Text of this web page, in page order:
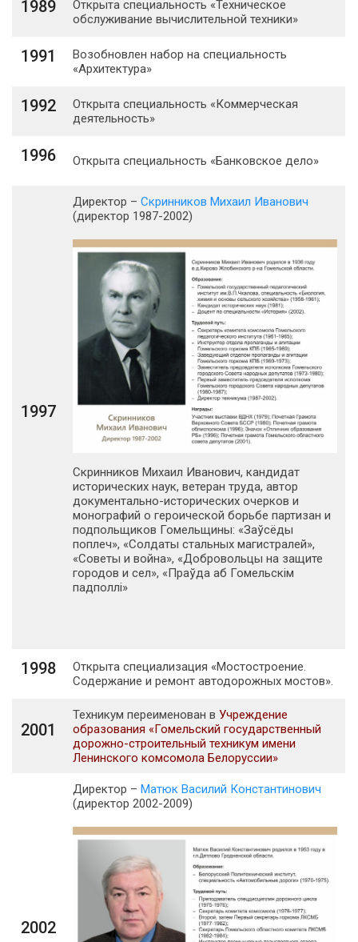
1989
Открыта специальность «Техническое
обслуживание вычислительной техники»
1991
Возобновлен набор на специальность
«Архитектура»
1992
Открыта специальность «Коммерческая
деятельность»
1996 Открыта специальность «Банковское дело»
1997
Директор – Скринников Михаил Иванович
(директор 1987-2002)
Скринников Михаил Иванович, кандидат
исторических наук, ветеран труда, автор
документально-исторических очерков и
монографий о героической борьбе партизан и
подпольщиков Гомельщины: «Заўсёды
поплеч», «Солдаты стальных магистралей»,
«Советы и война», «Добровольцы на защите
городов и сел», «Праўда аб Гомельскiм
падполлi»
1998
Открыта специализация «Мостостроение.
Содержание и ремонт автодорожных мостов».
2001
Техникум переименован в Учреждение
образования «Гомельский государственный
дорожно-строительный техникум имени
Ленинского комсомола Белоруссии»
2002
Директор – Матюк Василий Константинович
(директор 2002-2009)